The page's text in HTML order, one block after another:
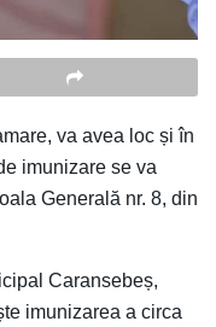
va avea loc și în
imunizare se va
Generală nr. 8, din
Caransebeș,
imunizarea a circa